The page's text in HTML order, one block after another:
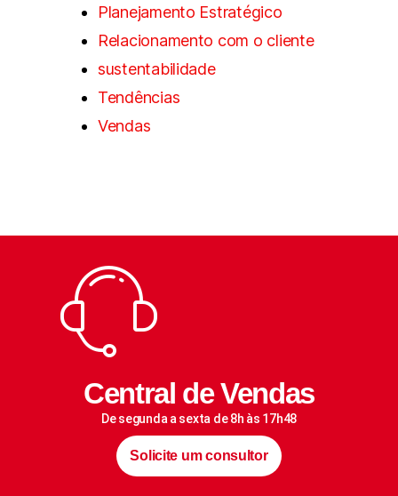
Planejamento Estratégico
Relacionamento com o cliente
sustentabilidade
Tendências
Vendas
Central de Vendas
De segunda a sexta de 8h às 17h48
Solicite um consultor